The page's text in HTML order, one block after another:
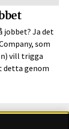
jobbet? Ja det
som
vill trigga
detta genom